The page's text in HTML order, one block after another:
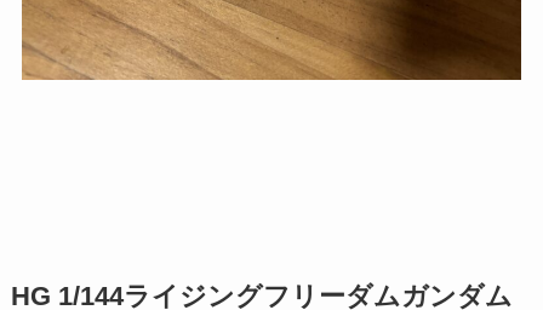
HG 1/144ライジングフリーダムガンダム